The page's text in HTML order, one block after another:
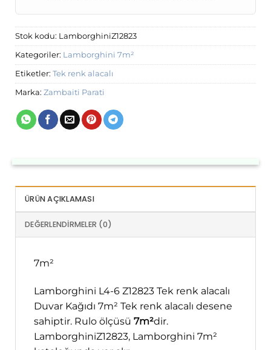
Stok kodu: LamborghiniZ12823
Kategoriler: Lamborghini 7m²
Etiketler: Tek renk alacalı
Marka: Zambaiti Parati
ÜRÜN AÇIKLAMASI
DEĞERLENDIRMELER (0)
7m²
Lamborghini L4-6 Z12823 Tek renk alacalı
Duvar Kağıdı 7m² Tek renk alacalı desene
sahiptir. Rulo ölçüsü 7m²dir.
LamborghiniZ12823, Lamborghini 7m²